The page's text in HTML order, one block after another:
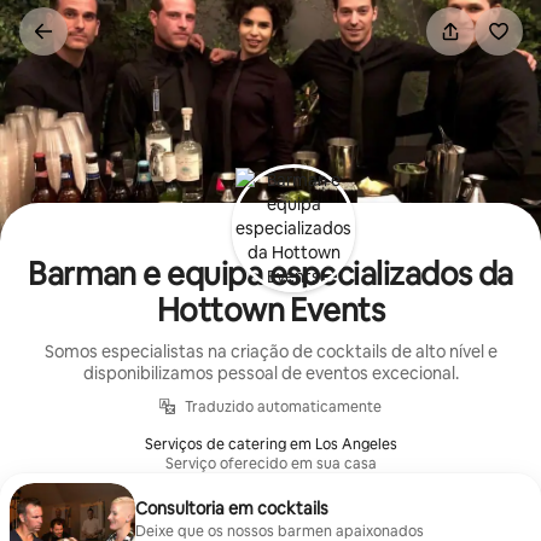
Saltar
para
o
conteúdo
Barman e equipa especializados da
Hottown Events
Somos especialistas na criação de cocktails de alto nível e
disponibilizamos pessoal de eventos excecional.
Traduzido automaticamente
Serviços de catering em Los Angeles
Serviço oferecido em sua casa
Consultoria em cocktails
Deixe que os nossos barmen apaixonados